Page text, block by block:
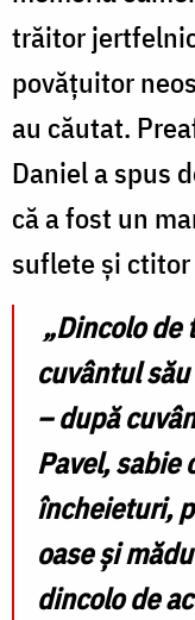
trăitor
povățuitor
au căutat.
Daniel a spus
că a fost un
suflete și
„Dincolo de
cuvântul
– după
Pavel, sabie
încheieturi,
oase și
dincolo de